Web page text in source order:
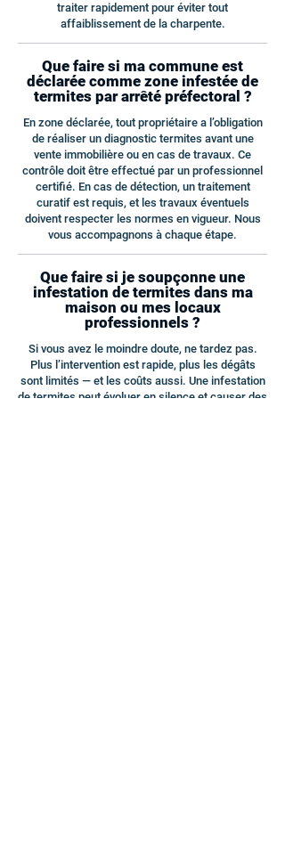
traiter rapidement pour éviter tout
affaiblissement de la charpente.
Que faire si ma commune est
déclarée comme zone infestée de
termites par arrêté préfectoral ?
En zone déclarée, tout propriétaire a l’obligation
de réaliser un diagnostic termites avant une
vente immobilière ou en cas de travaux. Ce
contrôle doit être effectué par un professionnel
certifié. En cas de détection, un traitement
curatif est requis, et les travaux éventuels
doivent respecter les normes en vigueur. Nous
vous accompagnons à chaque étape.
Que faire si je soupçonne une
infestation de termites dans ma
maison ou mes locaux
professionnels ?
Si vous avez le moindre doute, ne tardez pas.
Plus l’intervention est rapide, plus les dégâts
sont limités — et les coûts aussi. Une infestation
de termites peut évoluer en silence et causer des